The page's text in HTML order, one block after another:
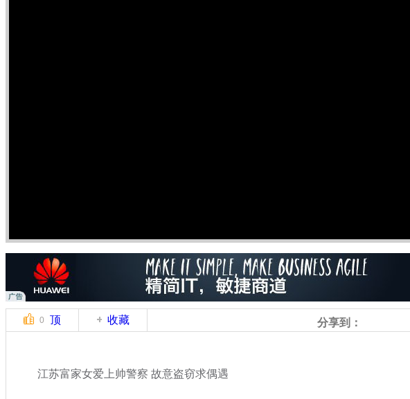
0 顶 收藏 分享到：
江苏富家女爱上帅警察 故意盗窃求偶遇